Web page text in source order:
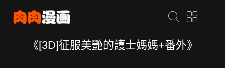
《[3D]征服美艷的護士媽媽+番外》